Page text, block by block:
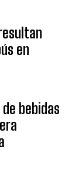
en
bebidas